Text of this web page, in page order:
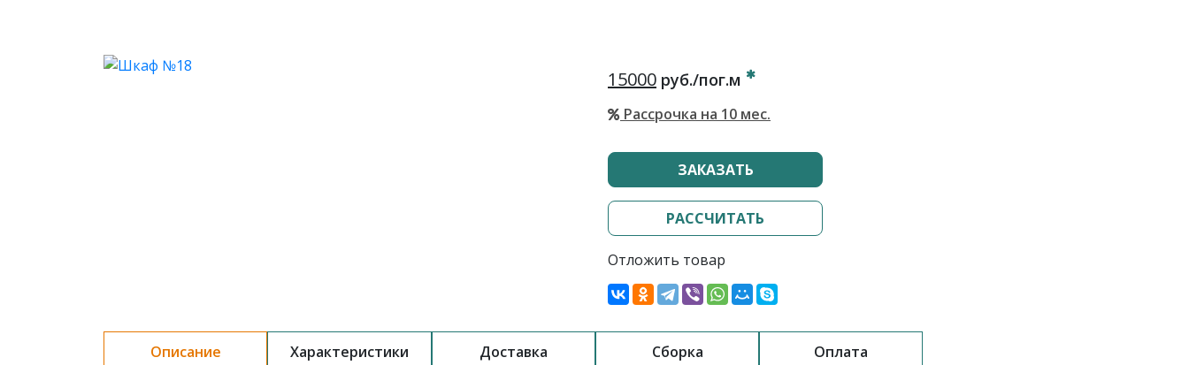
15000 руб./пог.м
Рассрочка на 10 мес.
ЗАКАЗАТЬ
РАССЧИТАТЬ
Отложить товар
Описание Характеристики Доставка Сборка Оплата